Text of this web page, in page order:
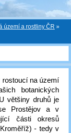
území a rostliny ČR »
rostoucí na území
botanických
většiny druhů je
Prostějov a v
části okresů
- tedy v